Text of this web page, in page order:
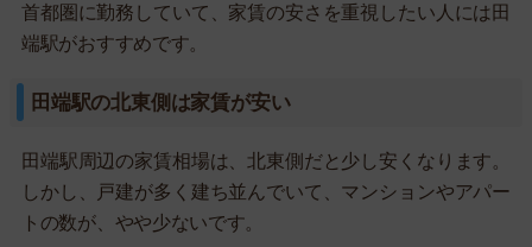
首都圏に勤務していて、家賃の安さを重視したい人には田
端駅がおすすめです。
田端駅の北東側は家賃が安い
田端駅周辺の家賃相場は、北東側だと少し安くなります。
しかし、戸建が多く建ち並んでいて、マンションやアパー
トの数が、やや少ないです。